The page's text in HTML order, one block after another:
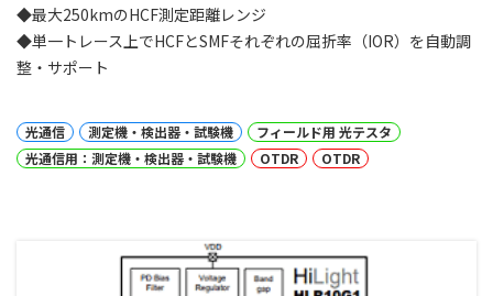
◆最大250kmのHCF測定距離レンジ
◆単一トレース上でHCFとSMFそれぞれの屈折率（IOR）を自動調
整・サポート
光通信 測定機・検出器・試験機
フィールド用 光テスタ
光通信用：測定機・検出器・試験機
OTDR OTDR